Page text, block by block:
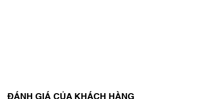
ĐÁNH GIÁ CỦA KHÁCH HÀNG